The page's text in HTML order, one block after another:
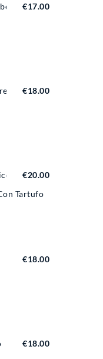
€17.00
Con€18.00
Tartufo
€20.00
€18.00
€18.00